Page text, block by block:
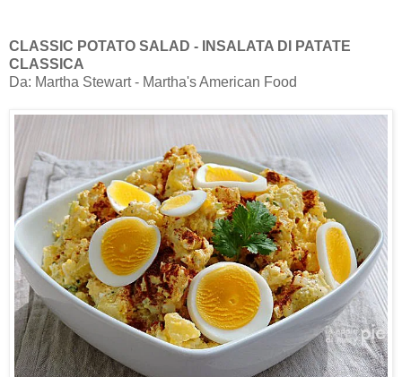
CLASSIC POTATO SALAD - INSALATA DI PATATE
CLASSICA
Da: Martha Stewart - Martha's American Food